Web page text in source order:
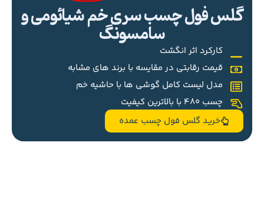
گلس فول چسب سری خم شیائومی و
سامسونگ
کارکرد اثر انگشت
قیمت رقابتی در مقایسه با برند های مشابه
مدل لیست کامل گوشی ها با حاشیه خم
چسب 480 با بالاترین کیفیت
خرید گلس فول چسب عمده